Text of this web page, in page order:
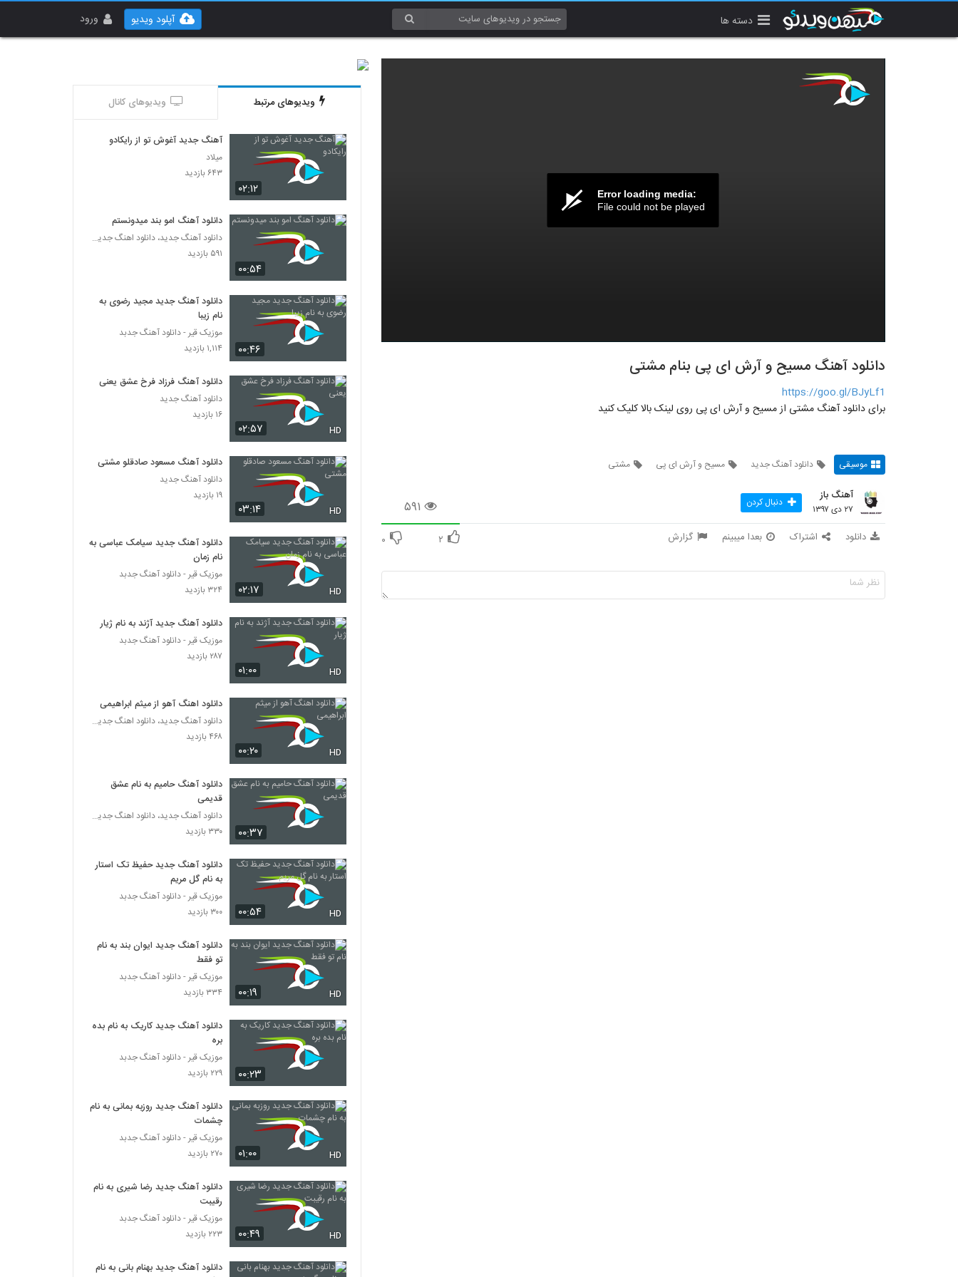
دسته ها ورود آپلود ویدیو
Error loading media:
File could not be played
دانلود آهنگ مسیح و آرش ای پی بنام مشتی
https://goo.gl/BJyLf1
برای دانلود آهنگ مشتی از مسیح و آرش ای پی روی لینک بالا کلیک کنید
موسیقی دانلود آهنگ جدید مسیح و آرش ای پی مشتی
۵۹۱
آهنگ باز
۲۷ دی ۱۳۹۷ دنبال کردن
دانلود اشتراک بعدا میبینم گزارش ۲ ۰
ویدیوهای مرتبط ویدیوهای کانال
۰۲:۱۲
آهنگ جدید آغوش تو از رایکادو
میلاد
۶۴۳ بازدید
۰۰:۵۴
دانلود آهنگ امو بند میدونستم
دانلود آهنگ جدید، دانلود اهنگ جدید ایرانی
۵۹۱ بازدید
۰۰:۴۶
دانلود آهنگ جدید مجید رضوی به
نام زیبا
موزیک قیر - دانلود آهنگ جدبد
۱,۱۱۴ بازدید
۰۲:۵۷ HD
دانلود آهنگ فرزاد فرخ عشق یعنی
دانلود آهنگ جدید
۱۶ بازدید
۰۳:۱۴ HD
دانلود آهنگ مسعود صادقلو مشتی
دانلود آهنگ جدید
۱۹ بازدید
۰۲:۱۷ HD
دانلود آهنگ جدید سیامک عباسی به
نام زمان
موزیک قیر - دانلود آهنگ جدبد
۳۲۴ بازدید
۰۱:۰۰ HD
دانلود آهنگ جدید آژند به نام ژیار
موزیک قیر - دانلود آهنگ جدبد
۲۸۷ بازدید
۰۰:۲۰ HD
دانلود اهنگ آهو از میثم ابراهیمی
دانلود آهنگ جدید، دانلود اهنگ جدید ایرانی
۴۶۸ بازدید
۰۰:۳۷
دانلود آهنگ حامیم به نام عشق
قدیمی
دانلود آهنگ جدید، دانلود اهنگ جدید ایرانی
۳۳۰ بازدید
۰۰:۵۴ HD
دانلود آهنگ جدید حفیظ تک استار
به نام گل مریم
موزیک قیر - دانلود آهنگ جدبد
۳۰۰ بازدید
۰۰:۱۹ HD
دانلود آهنگ جدید ایوان بند به نام
تو فقط
موزیک قیر - دانلود آهنگ جدبد
۳۳۴ بازدید
۰۰:۲۳
دانلود آهنگ جدید کاریک به نام بده
بره
موزیک قیر - دانلود آهنگ جدبد
۲۲۹ بازدید
۰۱:۰۰ HD
دانلود آهنگ جدید روزبه بمانی به نام
چشمات
موزیک قیر - دانلود آهنگ جدبد
۲۷۰ بازدید
۰۰:۴۹ HD
دانلود آهنگ جدید رضا شیری به نام
رقیبت
موزیک قیر - دانلود آهنگ جدبد
۲۲۳ بازدید
دانلود آهنگ جدید بهنام بانی به نام